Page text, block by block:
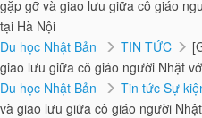
gặp gỡ và giao lưu giữa cô giáo
tại Hà Nội
Du học Nhật Bản
TIN TỨC
giao lưu giữa cô giáo người Nhật
Du học Nhật Bản
Tin tức Sự
và giao lưu giữa cô giáo người